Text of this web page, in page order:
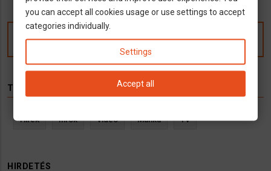
Kommentek
TÉMÁK
Hírek Infók Videó Munka TV
HIRDETÉS
you can accept all cookies usage or use settings to accept
categories individually.
Settings
Accept all